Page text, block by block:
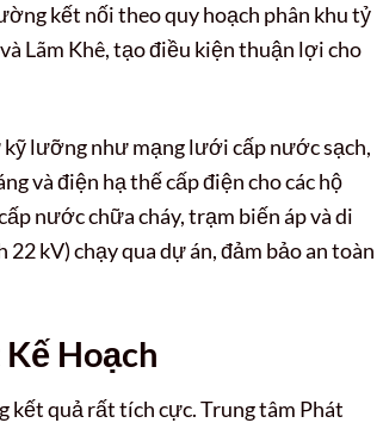
kết nối theo quy hoạch phân khu tỷ
Lãm Khê, tạo điều kiện thuận lợi cho
lưỡng như mạng lưới cấp nước sạch,
và điện hạ thế cấp điện cho các hộ
nước chữa cháy, trạm biến áp và di
kV) chạy qua dự án, đảm bảo an toàn
Hoạch
kết quả rất tích cực. Trung tâm Phát